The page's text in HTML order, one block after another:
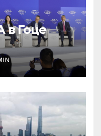
в Гоце